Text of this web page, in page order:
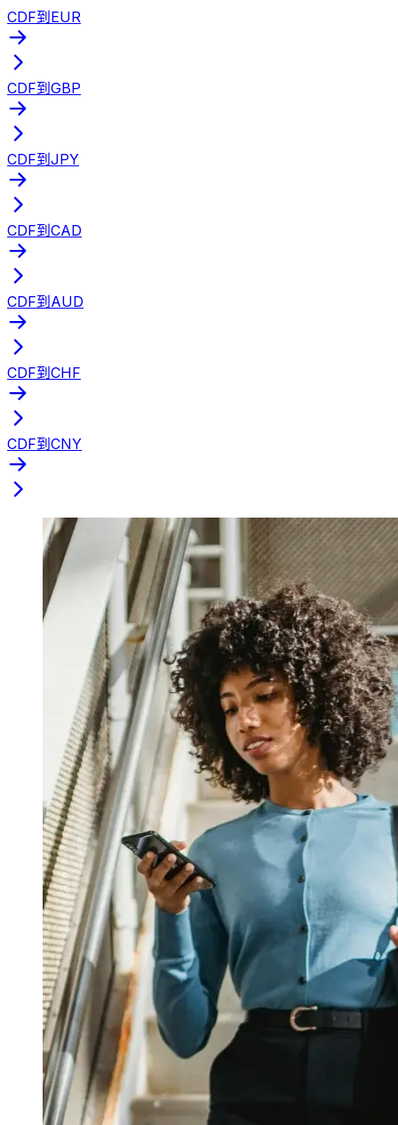
CDF到EUR
CDF到GBP
CDF到JPY
CDF到CAD
CDF到AUD
CDF到CHF
CDF到CNY